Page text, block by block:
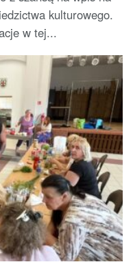
kulturowego.
w tej...